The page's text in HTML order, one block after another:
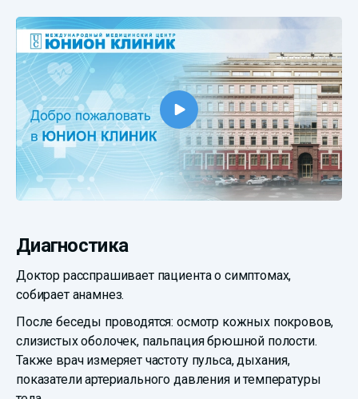
Диагностика
Доктор расспрашивает пациента о симптомах,
собирает анамнез.
После беседы проводятся: осмотр кожных покровов,
слизистых оболочек, пальпация брюшной полости.
Также врач измеряет частоту пульса, дыхания,
показатели артериального давления и температуры